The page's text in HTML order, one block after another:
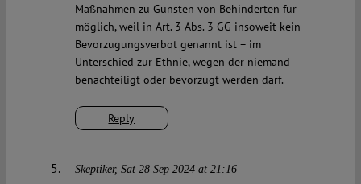
Reply
Maßnahmen zu Gunsten von Behinderten für
möglich, weil in Art. 3 Abs. 3 GG insoweit kein
Bevorzugungsverbot genannt ist – im
Unterschied zur Ethnie, wegen der niemand
benachteiligt oder bevorzugt werden darf.
Skeptiker Sat 28 Sep 2024 at 21:16